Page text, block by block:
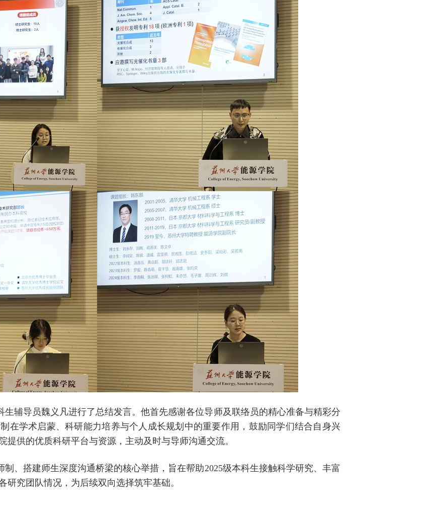
辅导员魏义凡进行了总结发言。他首先感谢各位导师及联络员的精心准备与精彩分
在学术启蒙、科研能力培养与个人成长规划中的重要作用，鼓励同学们结合自身兴
提供的优质科研平台与资源，主动及时与导师沟通交流。
、搭建师生深度沟通桥梁的核心举措，旨在帮助2025级本科生接触科学研究、丰富
究团队情况，为后续双向选择筑牢基础。